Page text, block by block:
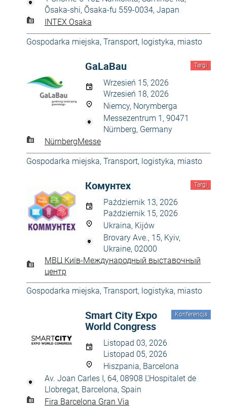
Ōsaka-shi, Ōsaka-fu 559-0034, Japan
INTEX Osaka
Gospodarka miejska, Transport, logistyka, miasto
Targi
GaLaBau
Wrzesień 15, 2026
Wrzesień 18, 2026
Niemcy, Norymberga
Messezentrum 1, 90471
Nürnberg, Germany
NürnbergMesse
Gospodarka miejska, Transport, logistyka, miasto
Targi
Комунтех
Październik 13, 2026
Październik 15, 2026
Ukraina, Kijów
Brovary Ave., 15, Kyiv,
Ukraine, 02000
МВЦ Київ-Международный выставочный
центр
Gospodarka miejska, Transport, logistyka, miasto
Konferencja
Smart City Expo
World Congress
Listopad 03, 2026
Listopad 05, 2026
Hiszpania, Barcelona
Av. Joan Carles I, 64, 08908 L'Hospitalet de
Llobregat, Barcelona, Spain
Fira Barcelona Gran Via